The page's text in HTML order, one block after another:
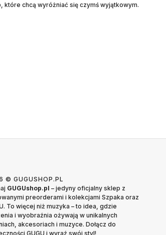
które chcą wyróżniać się czymś wyjątkowym.
© GUGUSHOP.PL
GUGUshop.pl – jedyny oficjalny sklep z
preorderami i kolekcjami Szpaka oraz
To więcej niż muzyka – to idea, gdzie
i wyobraźnia ożywają w unikalnych
akcesoriach i muzyce. Dołącz do
GUGU i wyraź swój styl!